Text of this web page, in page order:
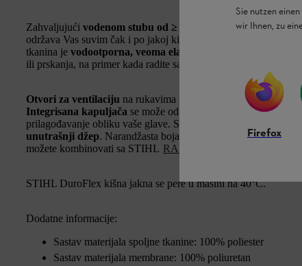
Zahvaljujući vodenom stubu od ≥ 5000 mm
, lagana jakna
održava Vas suvim čak i po jakoj kiši. Pogodna je za zahtevne,
tkanina je vodootporna, veoma elastična i otporna na habanje
ili prskanja, na primer kada radite sa
Otvori za ventilaciju na rukavima i na prednjoj i zadnjoj
Integrisana kapuljača se može odložiti u visoku kragnu jakne.
prilagođavanje obliku vaše glave. STIHL DuroFlex ima
unutrašnji džep. Narandžasta boja obezbeđuje visoku
možete kombinovati sa STIHL RAINTEC pantalonama
STIHL DuroFlex kišna jakna se pere u mašini na 40°C.
Dodatne informacije:
Sastav materijala spoljne tkanine: 100% poliester
Sastav materijala membrane: 100% poliuretan
Sie nutzen
wir Ihnen, zu
Firefox